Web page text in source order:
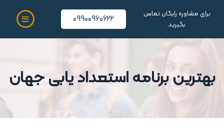
برای مشاوره رایگان تماس
بگیرید
09900960622
بهترین برنامه استعداد یابی جهان